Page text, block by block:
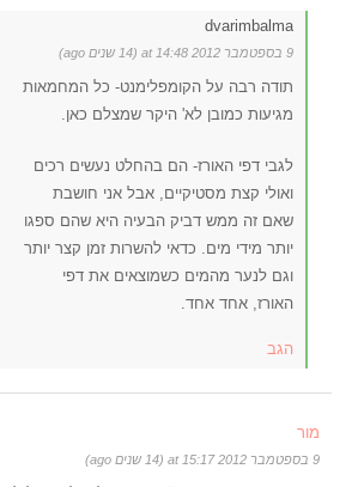
dvarimbalma
9 בספטמבר 2012 at 14:48 (14 שנים ago)
תודה רבה על הקומפלימנט- כל המחמאות
מגיעות כמובן לא' היקר שמצלם כאן.
לגבי דפי האורז- הם בהחלט נעשים רכים
ואולי קצת מסטיקיים, אבל אני חושבת
שאם זה ממש דביק הבעיה היא שהם ספגו
יותר מידי מים. כדאי להשרות זמן קצר יותר
וגם לנער מהמים כשמוצאים את דפי
האורז, אחד אחד.
הגב
מור
9 בספטמבר 2012 at 15:17 (14 שנים ago)